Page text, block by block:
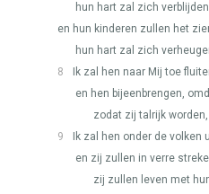
hun hart zal zich
en hun kinderen zullen het
hun hart zal zich
8
Ik zal hen naar Mij toe
en hen bijeenbrengen,
zodat zij talrijk
9
Ik zal hen onder de volken
en zij zullen in verre
zij zullen leven met